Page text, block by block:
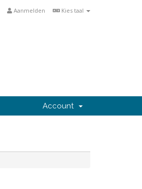
Kies taal
Aanmelden
Account